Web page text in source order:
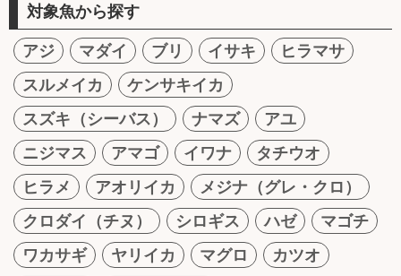
対象魚から探す
アジ マダイ ブリ イサキ
ヒラマサ
スルメイカ
ケンサキイカ
スズキ（シーバス）
ナマズ
アユ
ニジマス
アマゴ イワナ
タチウオ
ヒラメ
アオリイカ
メジナ（グレ・クロ）
クロダイ（チヌ）
シロギス ハゼ
マゴチ
ワカサギ
ヤリイカ マグロ
カツオ